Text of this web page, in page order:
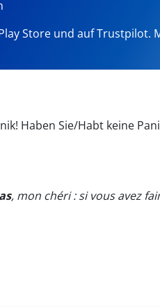
Store und auf Trustpilot.
Haben Sie/Habt keine
, mon chéri : si vous avez